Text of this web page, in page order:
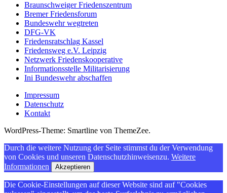
Braunschweiger Friedenszentrum
Bremer Friedensforum
Bundeswehr wegtreten
DFG-VK
Friedensratschlag Kassel
Friedensweg e.V. Leipzig
Netzwerk Friedenskooperative
Informationsstelle Militarisierung
Ini Bundeswehr abschaffen
Impressum
Datenschutz
Kontakt
WordPress-Theme: Smartline von ThemeZee.
Durch die weitere Nutzung der Seite stimmst du der Verwendung
von Cookies und unseren Datenschutzhinweisenzu. Weitere
Informationen
Akzeptieren
Die Cookie-Einstellungen auf dieser Website sind auf "Cookies